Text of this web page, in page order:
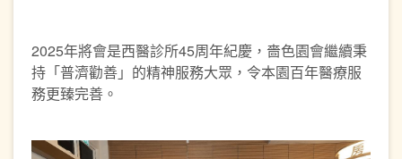
2025年將會是西醫診所45周年紀慶，嗇色園會繼續秉
持「普濟勸善」的精神服務大眾，令本園百年醫療服
務更臻完善。